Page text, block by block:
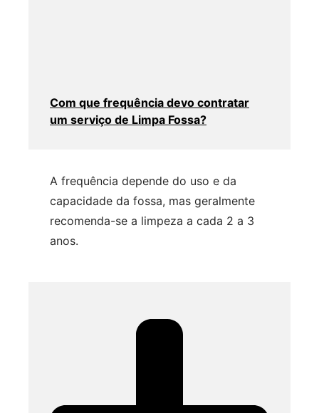
Com que frequência devo contratar
um serviço de Limpa Fossa?
A frequência depende do uso e da
capacidade da fossa, mas geralmente
recomenda-se a limpeza a cada 2 a 3
anos.